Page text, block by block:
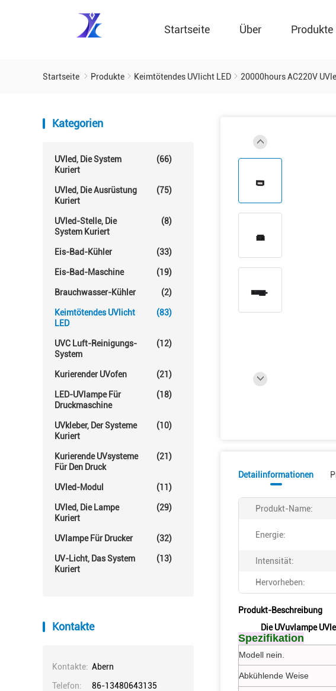
Startseite Über Produkte
Startseite Produkte Keimtötendes UVlicht LED 20000hours AC220V
Kategorien
UVled, Die System
Kuriert
(66)
UVled, Die Ausrüstung
Kuriert
(75)
UVled-Stelle, Die
System Kuriert
(8)
Eis-Bad-Kühler (33)
Eis-Bad-Maschine (19)
Brauchwasser-Kühler (2)
Keimtötendes UVlicht
LED
(83)
UVC Luft-Reinigungs-
System
(12)
Kurierender UVofen (21)
LED-UVlampe Für
Druckmaschine
(18)
UVkleber, Der Systeme
Kuriert
(10)
Kurierende UVsysteme
Für Den Druck
(21)
UVled-Modul (11)
UVled, Die Lampe
Kuriert
(29)
UVlampe Für Drucker (32)
UV-Licht, Das System
Kuriert
(13)
Kontakte
Kontakte: Abern
Telefon:
86-13480643135
Detailinformationen
Produkt-Name:
Energie:
Intensität:
Hervorheben:
Produkt-Beschreibung
Die UVuvlampe
Spezifikation
Modell nein.
Abkühlende Weise